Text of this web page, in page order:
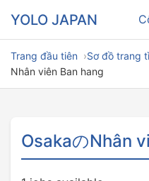
YOLO JAPAN
Trang đầu tiên Sơ đồ trang
Nhân viên Ban hang
OsakaのNhân